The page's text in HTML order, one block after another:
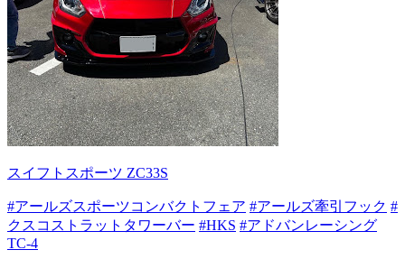
スイフトスポーツ ZC33S
#アールズスポーツコンバクトフェア #アールズ牽引フック #
クスコストラットタワーバー #HKS #アドバンレーシング
TC-4